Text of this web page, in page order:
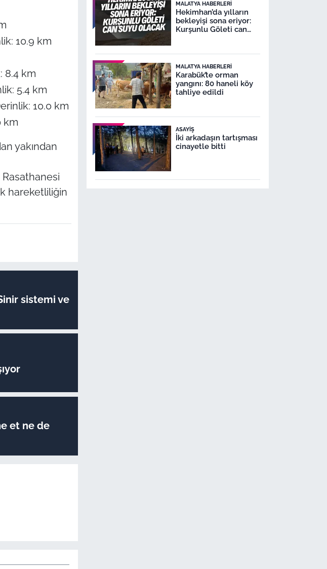
10.9 km
8.4 km
5.4 km
10.0 km
km
yakından
Rasathanesi
hareketliliğin
sistemi ve
et ne de
MALATYA HABERLERI
Hekimhan’da yılların
bekleyişi sona eriyor:
Kurşunlu Göleti can
MALATYA HABERLERI
Karabük’te orman
yangını: 80 haneli köy
tahliye edildi
ASAYIŞ
İki arkadaşın tartışması
cinayetle bitti